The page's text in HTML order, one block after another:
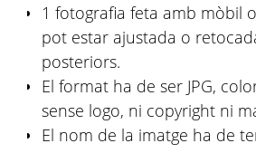
1 fotografia feta amb mòbil
pot estar ajustada o
posteriors.
El format ha de ser JPG,
sense logo, ni copyright ni
El nom de la imatge ha de